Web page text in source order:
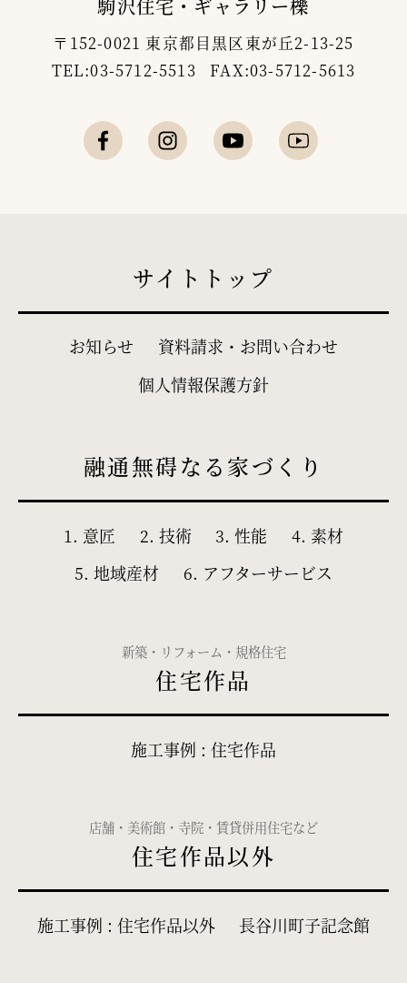
駒沢住宅・ギャラリー櫟
〒152-0021 東京都目黒区東が丘2-13-25
TEL:03-5712-5513 FAX:03-5712-5613
サイトトップ
お知らせ
資料請求・お問い合わせ
個人情報保護方針
融通無碍なる家づくり
1. 意匠 2. 技術 3. 性能
4. 素材
5. 地域産材
6. アフターサービス
新築・リフォーム・規格住宅
住宅作品
施工事例 : 住宅作品
店舗・美術館・寺院・賃貸併用住宅など
住宅作品以外
施工事例 : 住宅作品以外 長谷川町子記念館